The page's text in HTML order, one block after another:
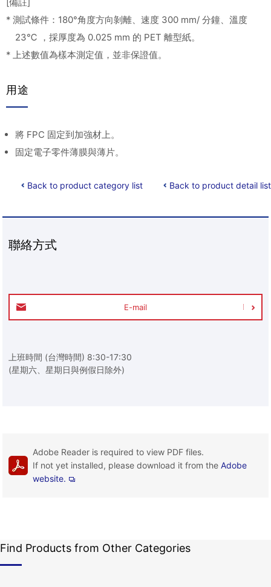
* 測試條件：180°角度方向剝離、速度 300 mm/ 分鐘、溫度
23℃ ，採厚度為 0.025 mm 的 PET 離型紙。
* 上述數值為樣本測定值，並非保證值。
用途
將 FPC 固定到加強材上。
固定電子零件薄膜與薄片。
Back to product category list Back to product detail list
聯絡方式
E-mail
上班時間 (台灣時間) 8:30-17:30
(星期六、星期日與例假日除外)
Adobe Reader is required to view PDF files.
If not yet installed, please download it from theAdobe
website.
Find Products from Other Categories